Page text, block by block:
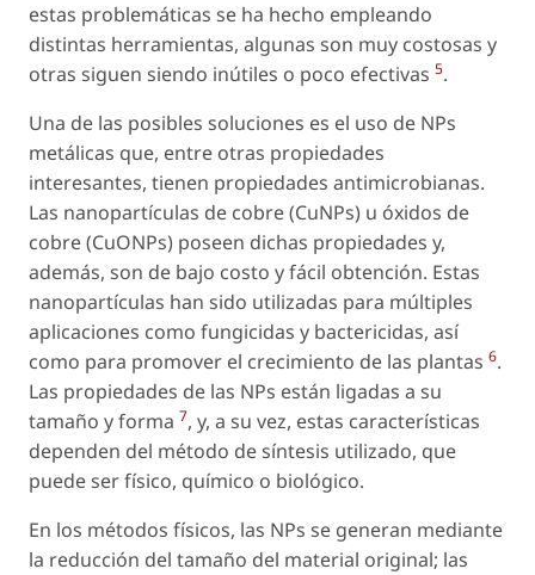
estas problemáticas se ha hecho empleando
distintas herramientas, algunas son muy costosas y
otras siguen siendo inútiles o poco efectivas 5.
Una de las posibles soluciones es el uso de NPs
metálicas que, entre otras propiedades
interesantes, tienen propiedades antimicrobianas.
Las nanopartículas de cobre (CuNPs) u óxidos de
cobre (CuONPs) poseen dichas propiedades y,
además, son de bajo costo y fácil obtención. Estas
nanopartículas han sido utilizadas para múltiples
aplicaciones como fungicidas y bactericidas, así
como para promover el crecimiento de las plantas 6.
Las propiedades de las NPs están ligadas a su
tamaño y forma 7, y, a su vez, estas características
dependen del método de síntesis utilizado, que
puede ser físico, químico o biológico.
En los métodos físicos, las NPs se generan mediante
la reducción del tamaño del material original; las